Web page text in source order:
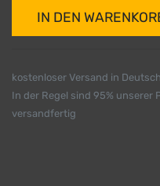
IN DEN
kostenloser Versand in
In der Regel sind 95%
versandfertig